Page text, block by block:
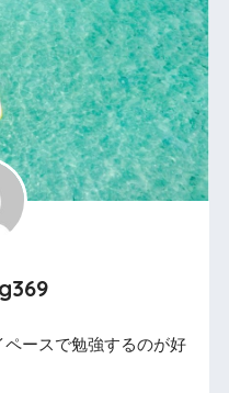
ースで勉強するのが好